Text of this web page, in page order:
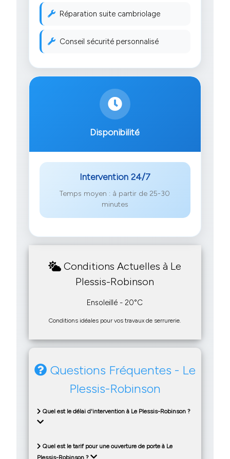
Réparation suite cambriolage
Conseil sécurité personnalisé
Disponibilité
Intervention 24/7
Temps moyen : à partir de 25-30
minutes
Conditions Actuelles à Le
Plessis-Robinson
Ensoleillé - 20°C
Conditions idéales pour vos travaux de serrurerie.
Questions Fréquentes - Le
Plessis-Robinson
Quel est le délai d'intervention à Le Plessis-Robinson ?
Quel est le tarif pour une ouverture de porte à Le
Plessis-Robinson ?